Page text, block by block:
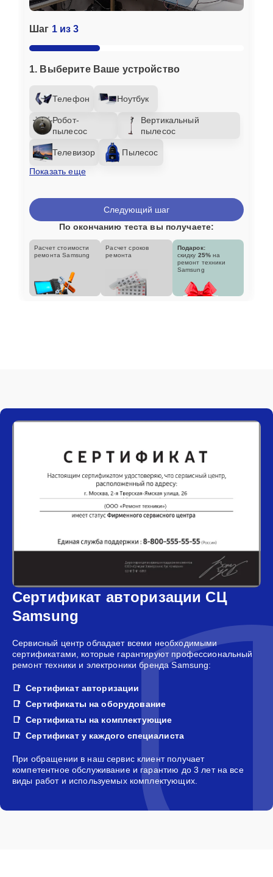
Шаг 1 из 3
1. Выберите Ваше устройство
Телефон Ноутбук
Робот-
пылесос
Вертикальный
пылесос
Телевизор
Пылесос
Показать еще
Следующий шаг
По окончанию теста вы получаете:
Расчет стоимости
ремонта Samsung
Расчет сроков
ремонта
Подарок:
скидку 25% на
ремонт техники
Samsung
Сертификат авторизации СЦ
Samsung
Сервисный центр обладает всеми необходимыми
сертификатами, которые гарантируют профессиональный
ремонт техники и электроники бренда Samsung:
Сертификат авторизации
Сертификаты на оборудование
Сертификаты на комплектующие
Сертификат у каждого специалиста
При обращении в наш сервис клиент получает
компетентное обслуживание и гарантию до 3 лет на все
виды работ и используемых комплектующих.